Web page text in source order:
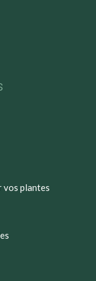
vos plantes